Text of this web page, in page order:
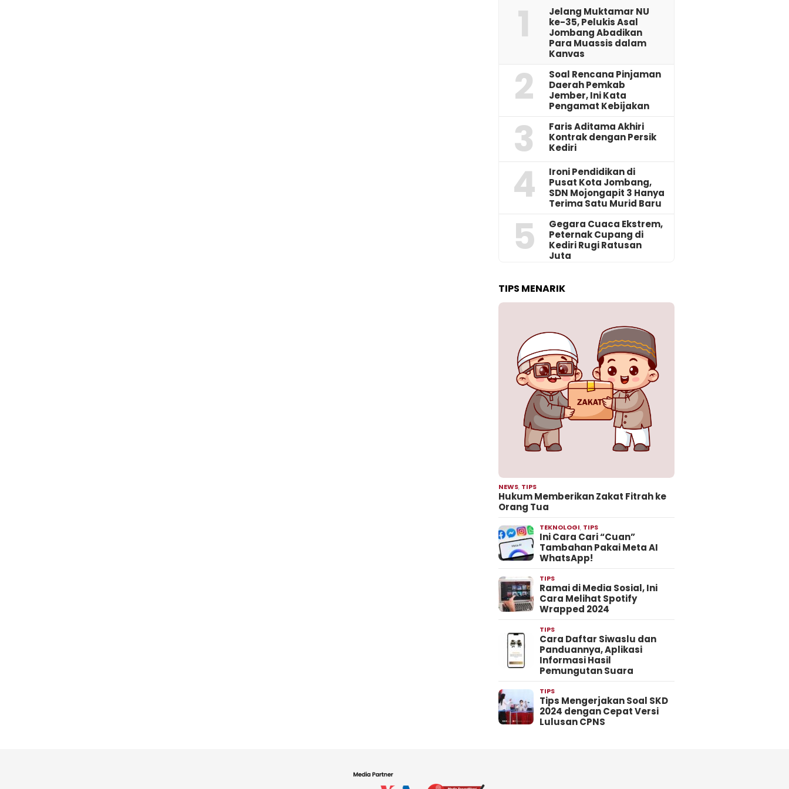
1
Jelang Muktamar NU
ke-35, Pelukis Asal
Jombang Abadikan
Para Muassis dalam
Kanvas
2
‎Soal Rencana Pinjaman
Daerah Pemkab
Jember, Ini Kata
Pengamat Kebijakan ‎
3
Faris Aditama Akhiri
Kontrak dengan Persik
Kediri
4
Ironi Pendidikan di
Pusat Kota Jombang,
SDN Mojongapit 3 Hanya
Terima Satu Murid Baru
5
‎Gegara Cuaca Ekstrem,
Peternak Cupang di
Kediri Rugi Ratusan
Juta
TIPS MENARIK
NEWS, TIPS
Hukum Memberikan Zakat Fitrah ke
Orang Tua
TEKNOLOGI, TIPS
Ini Cara Cari “Cuan”
Tambahan Pakai Meta AI
WhatsApp!
TIPS
Ramai di Media Sosial, Ini
Cara Melihat Spotify
Wrapped 2024
TIPS
Cara Daftar Siwaslu dan
Panduannya, Aplikasi
Informasi Hasil
Pemungutan Suara
TIPS
Tips Mengerjakan Soal SKD
2024 dengan Cepat Versi
Lulusan CPNS